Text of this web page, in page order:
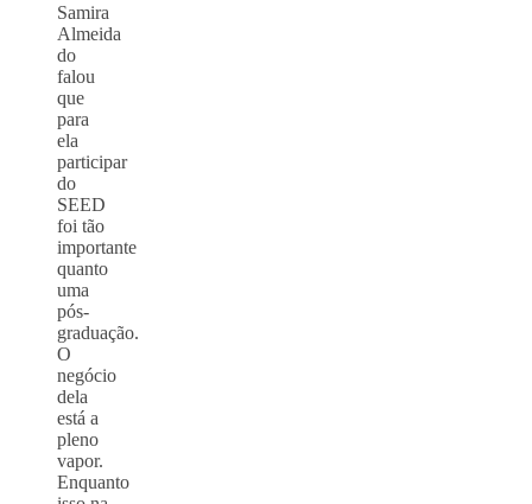
Samira
Almeida
do
falou
que
para
ela
participar
do
SEED
foi tão
importante
quanto
uma
pós-
graduação.
O
negócio
dela
está a
pleno
vapor.
Enquanto